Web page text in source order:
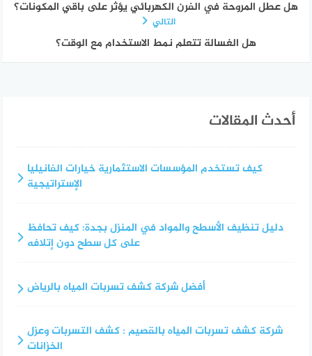
هل عطل المروحة في الفرن الكهربائي يؤثر على باقي المكونات؟
التالي
هل الغسالة تتعلم نمط الاستخدام مع الوقت؟
أحدث المقالات
كيف تستخدم المؤسسات الاستثمارية خيارات الفانيليا
الإستراتيجية
دليل تنظيف الأسطح والمواد في المنزل بجدة: كيف تحافظ
على كل سطح دون إتلافه
أفضل شركة كشف تسربات المياه بالرياض
شركة كشف تسربات المياه بالقصيم : كشف التسربات وعزل
الخزانات